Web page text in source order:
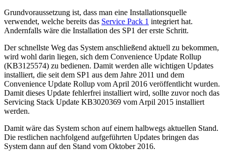
Grundvoraussetzung ist, dass man eine Installationsquelle
verwendet, welche bereits das Service Pack 1 integriert hat.
Andernfalls wäre die Installation des SP1 der erste Schritt.
Der schnellste Weg das System anschließend aktuell zu bekommen,
wird wohl darin liegen, sich dem Convenience Update Rollup
(KB3125574) zu bedienen. Damit werden alle wichtigen Updates
installiert, die seit dem SP1 aus dem Jahre 2011 und dem
Convenience Update Rollup vom April 2016 veröffentlicht wurden.
Damit dieses Update fehlerfrei installiert wird, sollte zuvor noch das
Servicing Stack Update KB3020369 vom Arpil 2015 installiert
werden.
Damit wäre das System schon auf einem halbwegs aktuellen Stand.
Die restlichen nachfolgend aufgeführten Updates bringen das
System dann auf den Stand vom Oktober 2016.